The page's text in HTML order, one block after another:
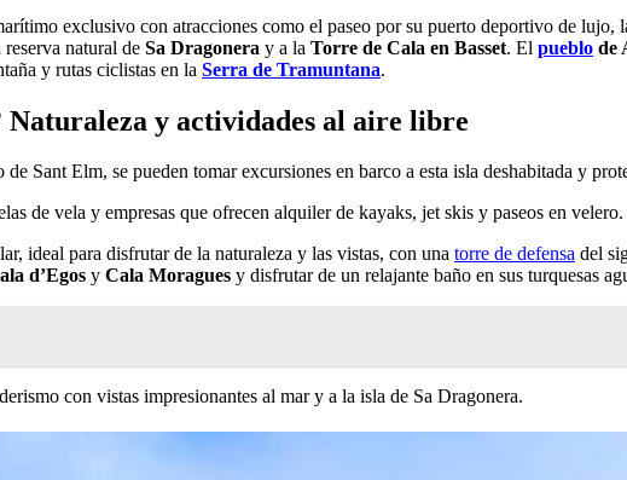
exclusivo con atracciones como el paseo por su puerto deportivo de lujo,
reserva natural de Sa Dragonera y a la Torre de Cala en Basset. El pueblo de
y rutas ciclistas en la Serra de Tramuntana.
y actividades al aire libre
de Sant Elm, se pueden tomar excursiones en barco a esta isla deshabitada y
de vela y empresas que ofrecen alquiler de kayaks, jet skis y paseos en velero.
ideal para disfrutar de la naturaleza y las vistas, con una torre de defensa del
d’Egos y Cala Moragues y disfrutar de un relajante baño en sus turquesas
con vistas impresionantes al mar y a la isla de Sa Dragonera.